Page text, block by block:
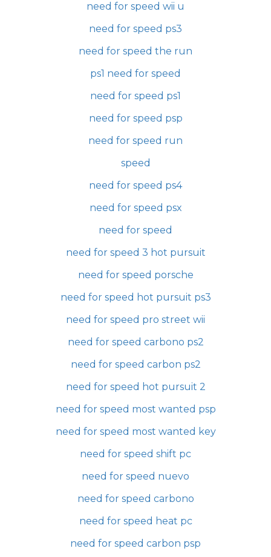
need for speed wii u
need for speed ps3
need for speed the run
ps1 need for speed
need for speed ps1
need for speed psp
need for speed run
speed
need for speed ps4
need for speed psx
need for speed
need for speed 3 hot pursuit
need for speed porsche
need for speed hot pursuit ps3
need for speed pro street wii
need for speed carbono ps2
need for speed carbon ps2
need for speed hot pursuit 2
need for speed most wanted psp
need for speed most wanted key
need for speed shift pc
need for speed nuevo
need for speed carbono
need for speed heat pc
need for speed carbon psp